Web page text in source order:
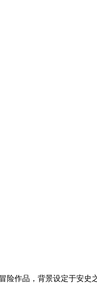
险作品，背景设定于安